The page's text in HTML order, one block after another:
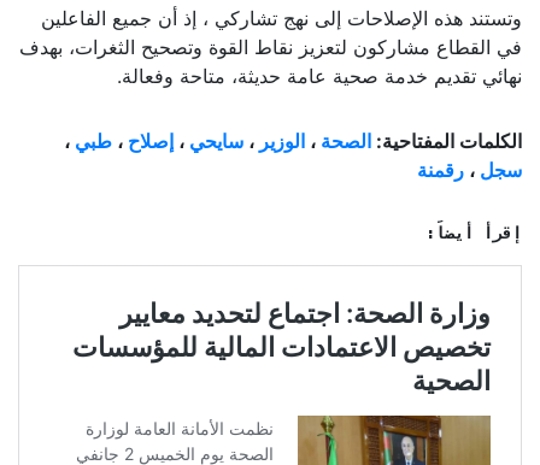
وتستند هذه الإصلاحات إلى نهج تشاركي ، إذ أن جميع الفاعلين
في القطاع مشاركون لتعزيز نقاط القوة وتصحيح الثغرات، بهدف
نهائي تقديم خدمة صحية عامة حديثة، متاحة وفعالة.
الكلمات المفتاحية: الصحة ، الوزير ، سايحي ، إصلاح ، طبي ،
سجل ، رقمنة
إقرأ أيضاً: